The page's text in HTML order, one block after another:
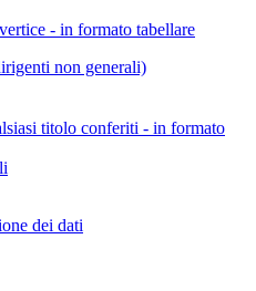
- in formato tabellare
non generali)
titolo conferiti - in formato
dei dati